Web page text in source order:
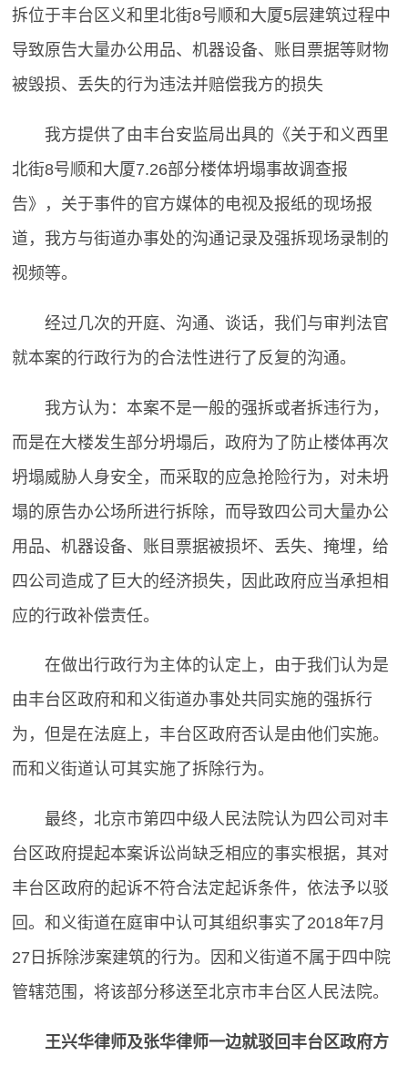
拆位于丰台区义和里北街8号顺和大厦5层建筑过程中
导致原告大量办公用品、机器设备、账目票据等财物
被毁损、丢失的行为违法并赔偿我方的损失
我方提供了由丰台安监局出具的《关于和义西里
北街8号顺和大厦7.26部分楼体坍塌事故调查报
告》，关于事件的官方媒体的电视及报纸的现场报
道，我方与街道办事处的沟通记录及强拆现场录制的
视频等。
经过几次的开庭、沟通、谈话，我们与审判法官
就本案的行政行为的合法性进行了反复的沟通。
我方认为：本案不是一般的强拆或者拆违行为，
而是在大楼发生部分坍塌后，政府为了防止楼体再次
坍塌威胁人身安全，而采取的应急抢险行为，对未坍
塌的原告办公场所进行拆除，而导致四公司大量办公
用品、机器设备、账目票据被损坏、丢失、掩埋，给
四公司造成了巨大的经济损失，因此政府应当承担相
应的行政补偿责任。
在做出行政行为主体的认定上，由于我们认为是
由丰台区政府和和义街道办事处共同实施的强拆行
为，但是在法庭上，丰台区政府否认是由他们实施。
而和义街道认可其实施了拆除行为。
最终，北京市第四中级人民法院认为四公司对丰
台区政府提起本案诉讼尚缺乏相应的事实根据，其对
丰台区政府的起诉不符合法定起诉条件，依法予以驳
回。和义街道在庭审中认可其组织事实了2018年7月
27日拆除涉案建筑的行为。因和义街道不属于四中院
管辖范围，将该部分移送至北京市丰台区人民法院。
王兴华律师及张华律师一边就驳回丰台区政府方